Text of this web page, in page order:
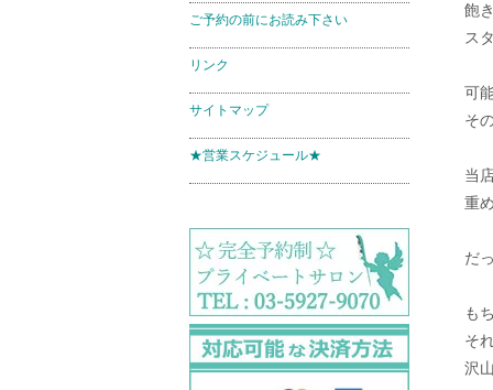
飽
ス
可
そ
当
重
だ
も
そ
沢
ご予約の前にお読み下さい
リンク
サイトマップ
★営業スケジュール★